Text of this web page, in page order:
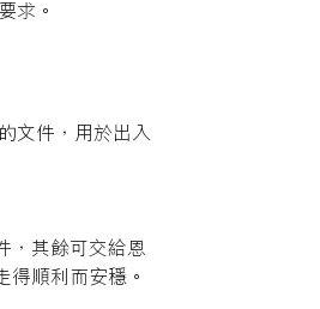
求。
文件，用於出入
，其餘可交給恩
順利而安穩。